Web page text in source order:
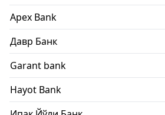
Apex Bank
Давр Банк
Garant bank
Hayot Bank